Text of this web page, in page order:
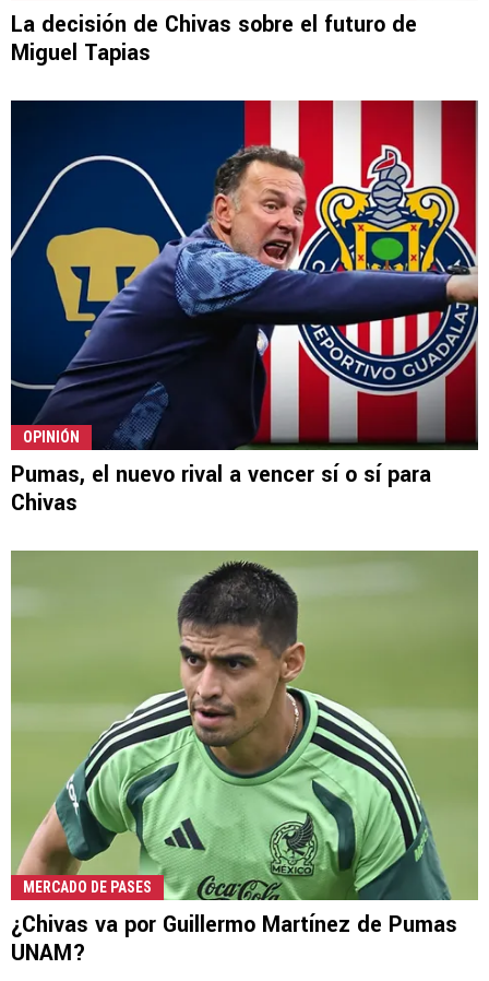
La decisión de Chivas sobre el futuro de
Miguel Tapias
OPINIÓN
Pumas, el nuevo rival a vencer sí o sí para
Chivas
MERCADO DE PASES
¿Chivas va por Guillermo Martínez de Pumas
UNAM?